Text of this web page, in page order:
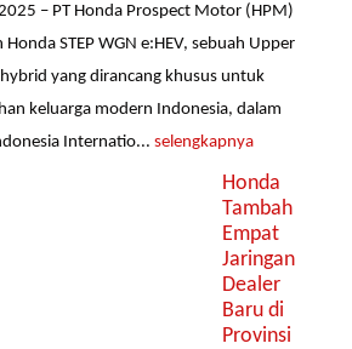
– PT Honda Prospect Motor (HPM)
STEP WGN e:HEV, sebuah Upper
yang dirancang khusus untuk
keluarga modern Indonesia, dalam
Internatio...selengkapnya
Honda
Tambah
Empat
Jaringan
Dealer
Baru di
Provinsi